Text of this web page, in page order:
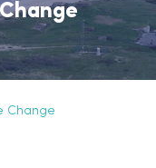
Change